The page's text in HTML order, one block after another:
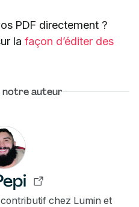
PDF directement ?
la façon d’éditer des
notre auteur
chez Lumin et